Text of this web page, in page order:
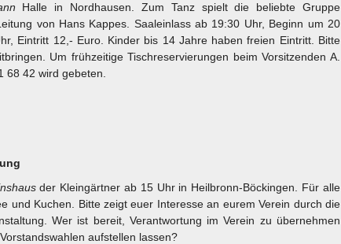
Halle in Nordhausen. Zum Tanz spielt die beliebte Gruppe
von Hans Kappes. Saaleinlass ab 19:30 Uhr, Beginn um 20
Eintritt 12,- Euro. Kinder bis 14 Jahre haben freien Eintritt. Bitte
Um frühzeitige Tischreservierungen beim Vorsitzenden A.
68 42 wird gebeten.
der Kleingärtner ab 15 Uhr in Heilbronn-Böckingen. Für alle
und Kuchen. Bitte zeigt euer Interesse an eurem Verein durch die
Wer ist bereit, Verantwortung im Verein zu übernehmen
aufstellen lassen?